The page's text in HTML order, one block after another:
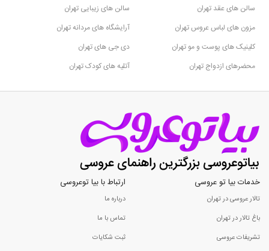
سالن های عقد تهران
سالن های زیبایی تهران
مزون های لباس عروس تهران
آرایشگاه های مردانه تهران
کلینیک های پوست و مو تهران
دی جی های تهران
محضرهای ازدواج تهران
آتلیه های کودک تهران
خدمات بیا تو عروسی
تالار عروسی در تهران
باغ تالار در تهران
تشریفات عروسی
ارتباط با بیا توعروسی
درباره ما
تماس با ما
ثبت شکایات